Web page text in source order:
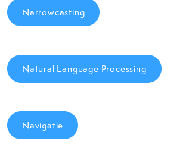
Narrowcasting
Natural Language Processing
Navigatie